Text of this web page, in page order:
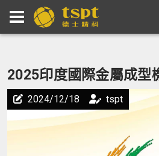
2025印度國際金屬成型
2024/12/18 tspt